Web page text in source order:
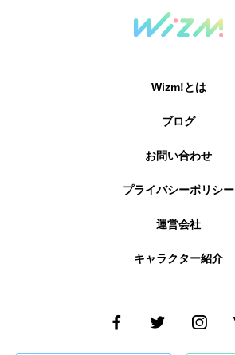
Wizm!とは
ブログ
お問い合わせ
プライバシーポリシー
運営会社
キャラクター紹介